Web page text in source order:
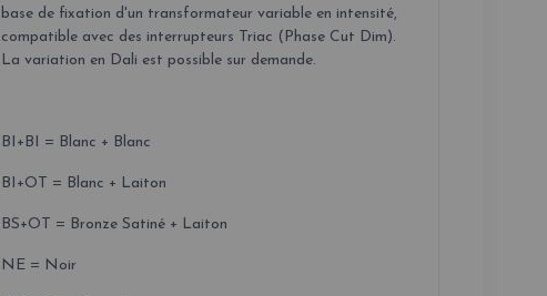
base de fixation d'un transformateur variable en intensité,
compatible avec des interrupteurs Triac (Phase Cut Dim).
La variation en Dali est possible sur demande.
BI+BI = Blanc + Blanc
BI+OT = Blanc + Laiton
BS+OT = Bronze Satiné + Laiton
NE = Noir